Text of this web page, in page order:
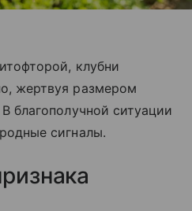
клубни
жертвуя размером
благополучной ситуации
сигналы.